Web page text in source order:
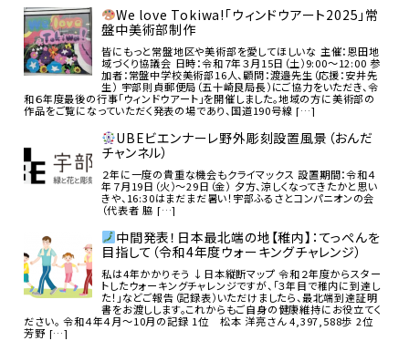
We love Tokiwa!「ウィンドウアート2025」常
盤中美術部制作
皆にもっと常盤地区や美術部を愛してほしいな 主催：恩田地
域づくり協議会 日時：令和７年３月15日（土）9:00～12:00 参
加者：常盤中学校美術部16人、顧問：渡邉先生（応援：安井先
生） 宇部則貞郵便局（五十崎良局長）にご協力をいただき、令
和６年度最後の行事「ウィンドウアート」を開催しました。地域の方に美術部の
作品をご覧になっていただく発表の場であり、国道190号線 […]
UBEビエンナーレ野外彫刻設置風景（おんだ
チャンネル）
２年に一度の貴重な機会もクライマックス 設置期間：令和４
年７月19日（火）～29日（金） 夕方、涼しくなってきたかと思い
きや、16:30はまだまだ暑い！宇部ふるさとコンパニオンの会
（代表者 脇 […]
中間発表！日本最北端の地【稚内】：てっぺんを
目指して（令和4年度ウォーキングチャレンジ）
私は4年かかりそう ↓日本縦断マップ 令和２年度からスター
トしたウォーキングチャレンジですが、「３年目で稚内に到達し
た！」などご報告（記録表）いただけましたら、最北端到達証明
書をお渡しします。これからもご自身の健康維持にお役立てく
ださい。 令和４年４月～10月の記録 1位 松本 洋亮さん 4,397,588歩 2位
芳野 […]